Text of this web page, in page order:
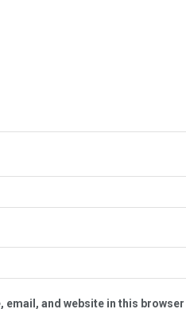
email, and website in this